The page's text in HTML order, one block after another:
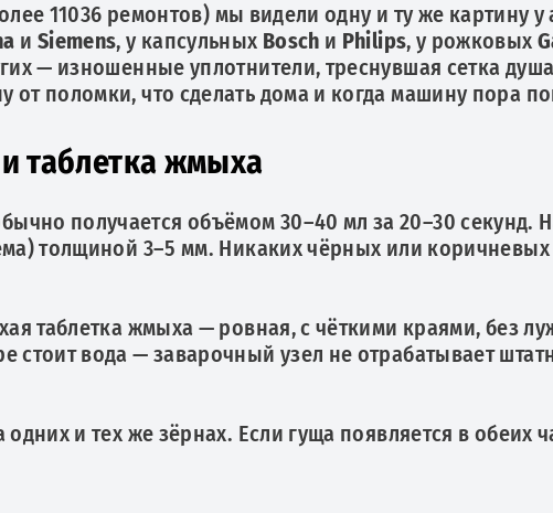
11036 ремонтов) мы видели одну и ту же картину у
и Siemens, у капсульных Bosch и Philips, у рожковых
— изношенные уплотнители, треснувшая сетка
поломки, что сделать дома и когда машину пора
таблетка жмыха
получается объёмом 30–40 мл за 20–30 секунд.
толщиной 3–5 мм. Никаких чёрных или
таблетка жмыха — ровная, с чёткими краями, без
вода — заварочный узел не отрабатывает
и тех же зёрнах. Если гуща появляется в обеих